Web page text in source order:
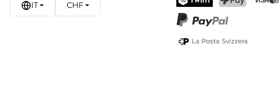
TWINT
La Posta Svizzera
IT CHF